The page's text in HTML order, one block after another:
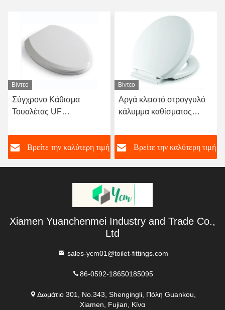
Βίντεο
Σύγχρονο Κάθισμα
Τουαλέτας UF
Μαλακό Κλείσιμο και
Γρήγορη Απελευθέρωση,
Βιώσιμο
Βρείτε την καλύτερη τιμή
Βίντεο
Αργά κλειστό στρογγυλό
κάλυμμα καθίσματος
απελευθέρωση και
χάντζες από ανοξείδωτο
χάλυβα
Βρείτε την καλύτερη τιμή
Xiamen Yuanchenmei Industry and Trade Co.,
Ltd
sales-ycm01@toilet-fittings.com
86-0592-18650185095
Δωμάτιο 301, No.343, Shengingli, Πόλη Guankou,
Xiamen, Fujian, Κίνα